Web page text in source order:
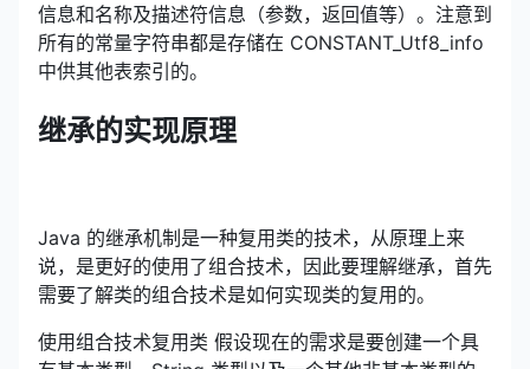
信息和名称及描述符信息（参数，返回值等）。注意到
所有的常量字符串都是存储在 CONSTANT_Utf8_info
中供其他表索引的。
继承的实现原理
Java 的继承机制是一种复用类的技术，从原理上来
说，是更好的使用了组合技术，因此要理解继承，首先
需要了解类的组合技术是如何实现类的复用的。
使用组合技术复用类 假设现在的需求是要创建一个具